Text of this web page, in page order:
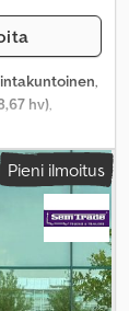
,
hv),
, väri:vihreä,
2013,
turvatyyny,
Pieni ilmoitus